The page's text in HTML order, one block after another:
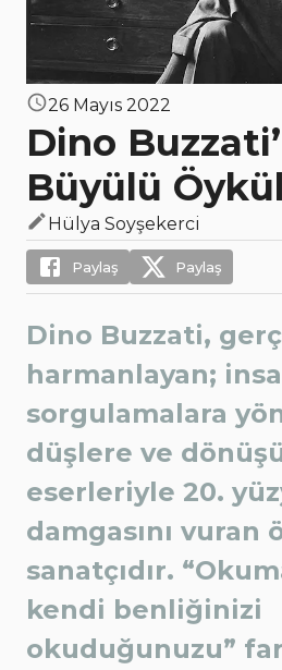
26 Mayıs 2022
Dino
Büyülü
Hülya Soyşekerci
Paylaş Paylaş
Dino Buzzati,
harmanlayan;
sorgulamalara
düşlere ve
eserleriyle 20.
damgasını vuran
sanatçıdır.
kendi benliğinizi
okuduğunuzu”